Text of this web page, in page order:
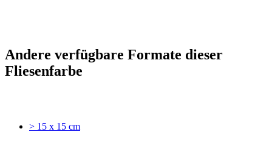
Andere verfügbare Formate dieser
Fliesenfarbe
> 15 x 15 cm